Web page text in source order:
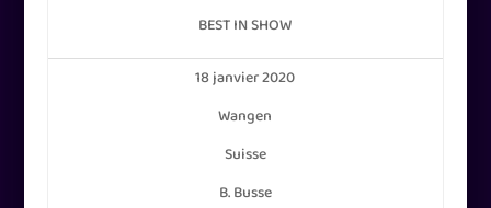
BEST IN SHOW
18 janvier 2020
Wangen
Suisse
B. Busse